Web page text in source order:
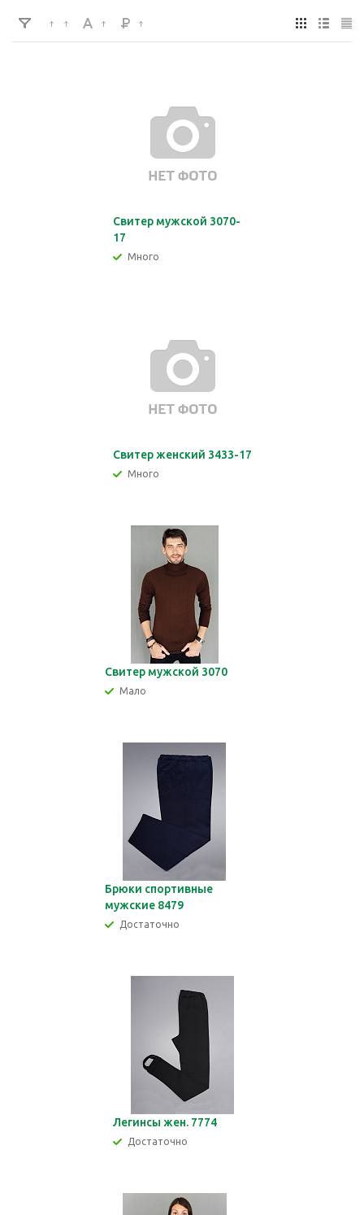
Свитер мужской 3070-
17
Много
Свитер женский 3433-17
Много
Свитер мужской 3070
Мало
Брюки спортивные
мужские 8479
Достаточно
Легинсы жен. 7774
Достаточно